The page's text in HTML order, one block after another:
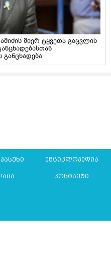
მიერ ტყვეთა გაცვლის
ენციკლოპედია
კონტაქტი